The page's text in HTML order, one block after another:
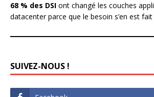
68 % des DSI ont changé les couches
datacenter parce que le besoin s’en est
SUIVEZ-NOUS !